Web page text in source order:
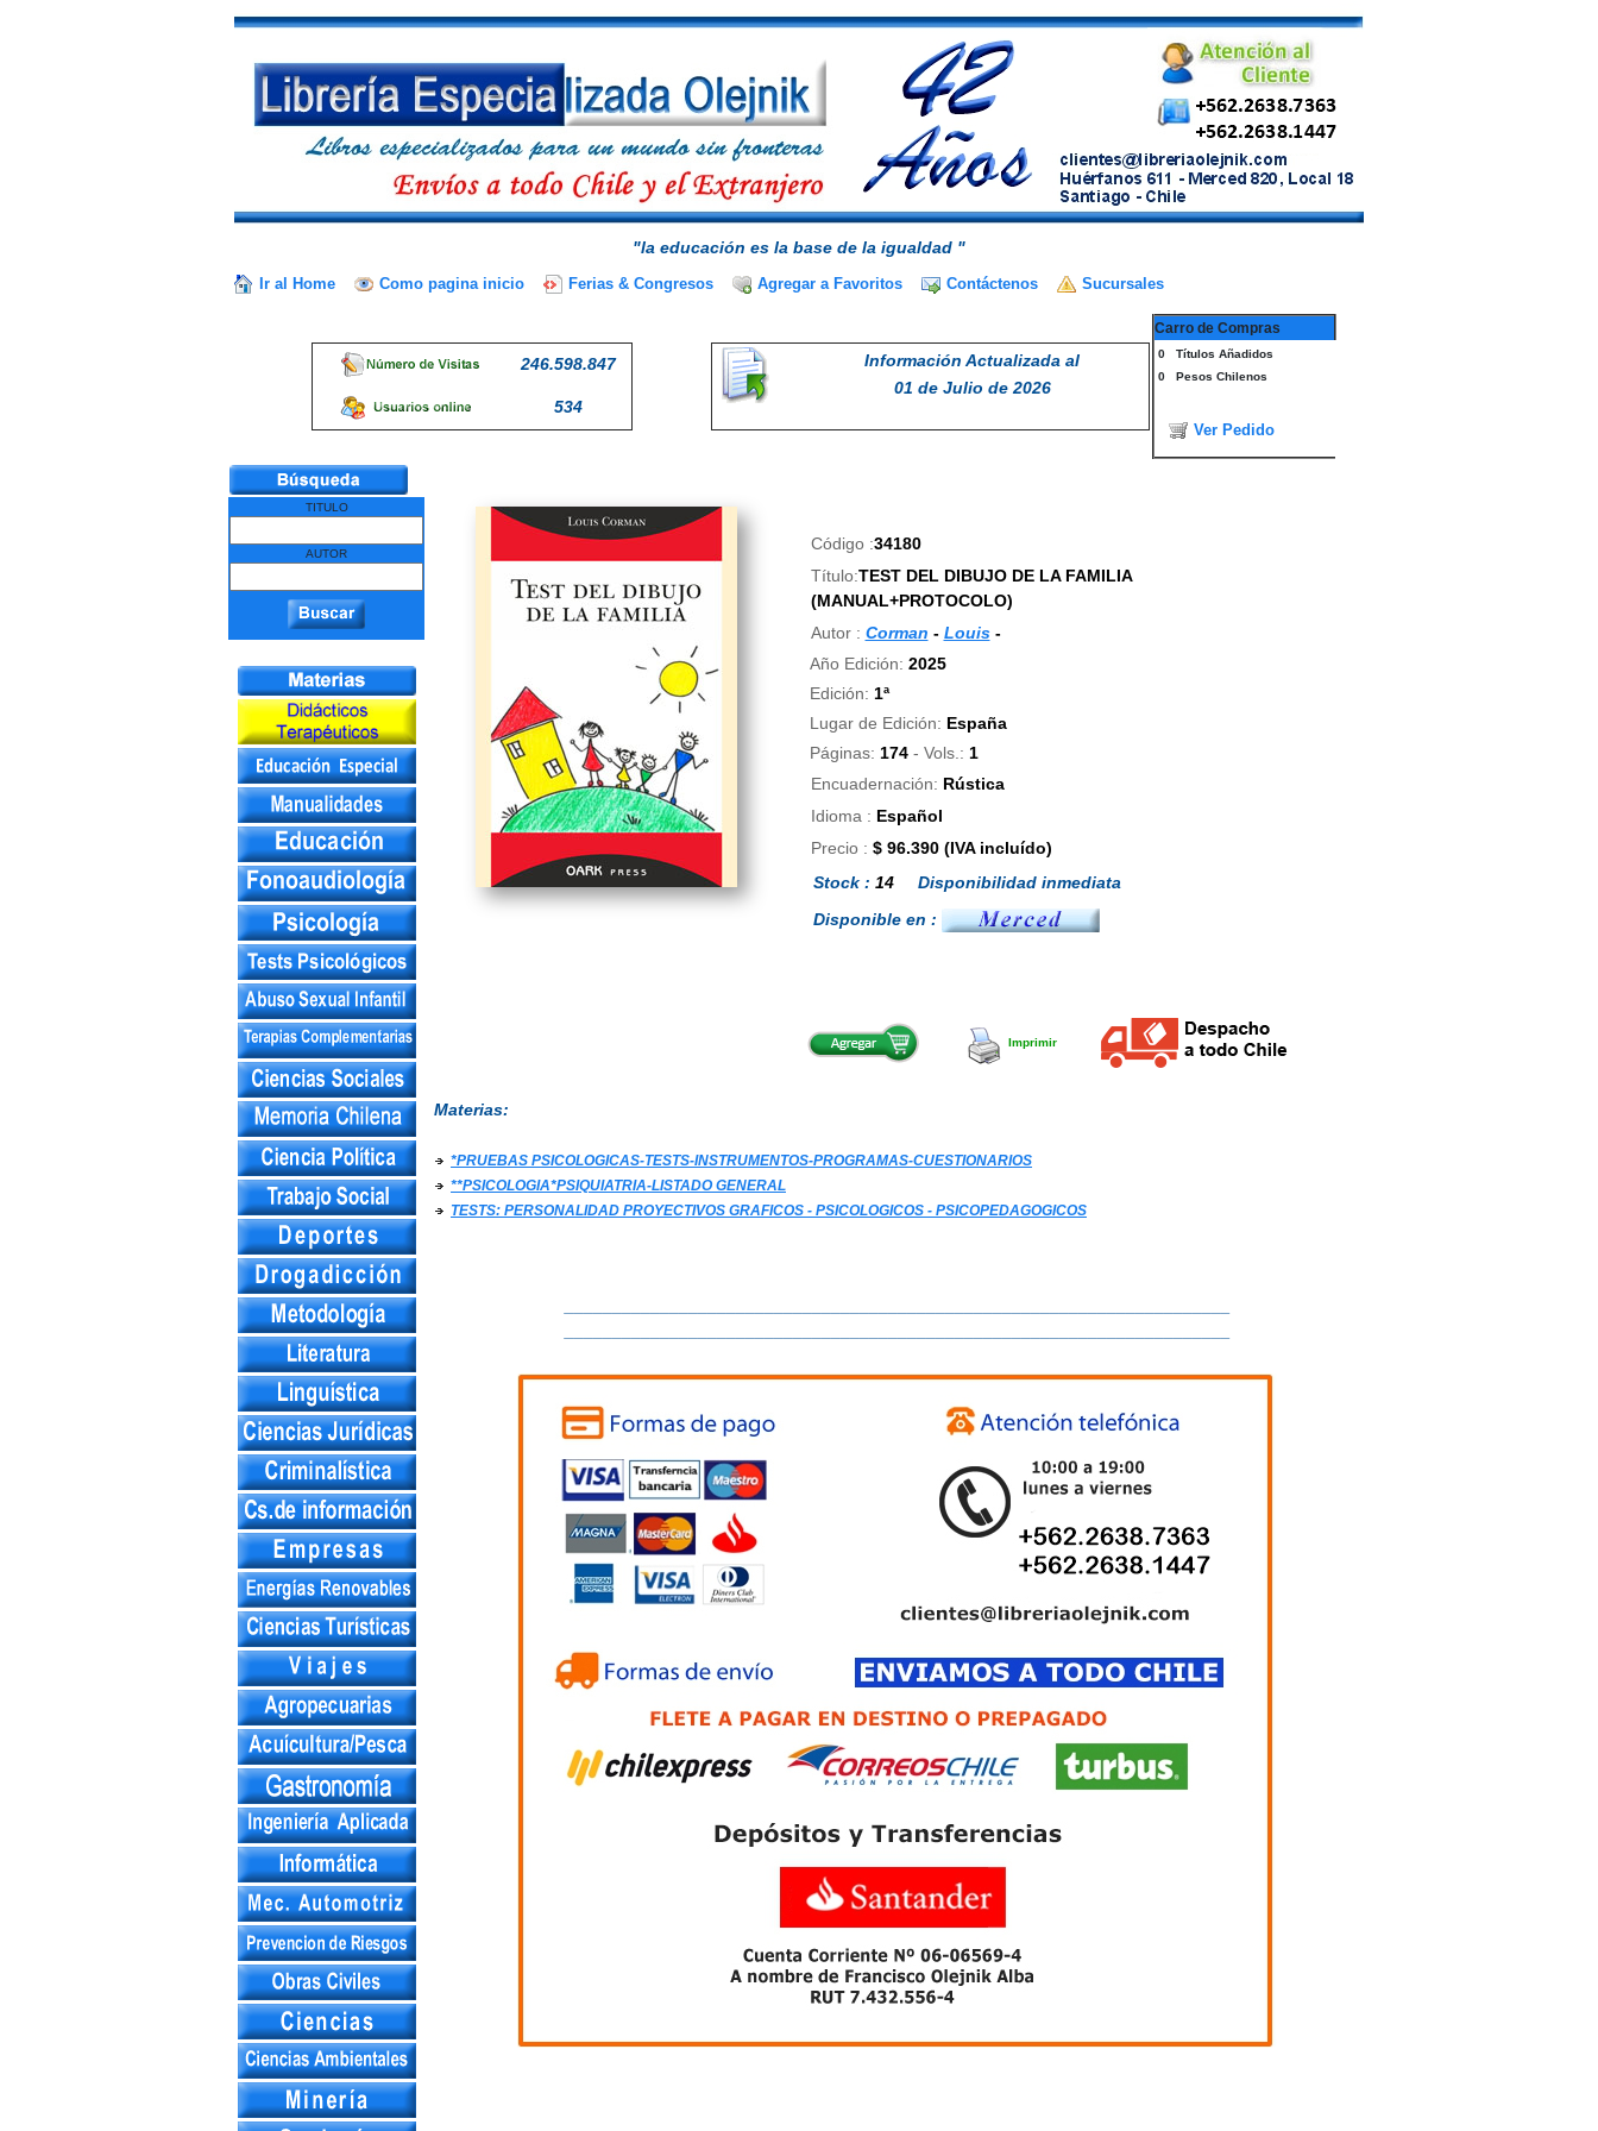
"la educación es la base de la igualdad "
Ir al Home Como pagina inicio Ferias & Congresos Agregar a Favoritos Contáctenos Sucursales
246.598.847
534
Información Actualizada al
01 de Julio de 2026
Carro de Compras
0 Títulos Añadidos
0 Pesos Chilenos
Ver Pedido
TITULO
AUTOR
Código :34180
Título:TEST DEL DIBUJO DE LA FAMILIA
(MANUAL+PROTOCOLO)
Autor : Corman - Louis -
Año Edición: 2025
Edición: 1ª
Lugar de Edición: España
Páginas: 174- Vols.: 1
Encuadernación: Rústica
Idioma : Español
Precio : $ 96.390 (IVA incluído)
Stock : 14Disponibilidad inmediata
Disponible en :
Imprimir
Materias:
*PRUEBAS PSICOLOGICAS-TESTS-INSTRUMENTOS-PROGRAMAS-CUESTIONARIOS
**PSICOLOGIA*PSIQUIATRIA-LISTADO GENERAL
TESTS: PERSONALIDAD PROYECTIVOS GRAFICOS - PSICOLOGICOS - PSICOPEDAGOGICOS